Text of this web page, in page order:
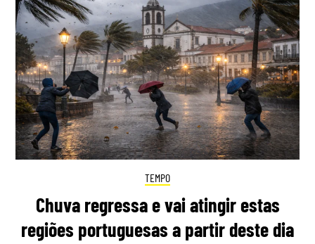
TEMPO
Chuva regressa e vai atingir estas
regiões portuguesas a partir deste dia